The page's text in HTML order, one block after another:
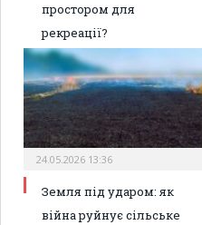
простором для
рекреації?
24.05.2026 13:36
Земля під ударом: як
війна руйнує сільське